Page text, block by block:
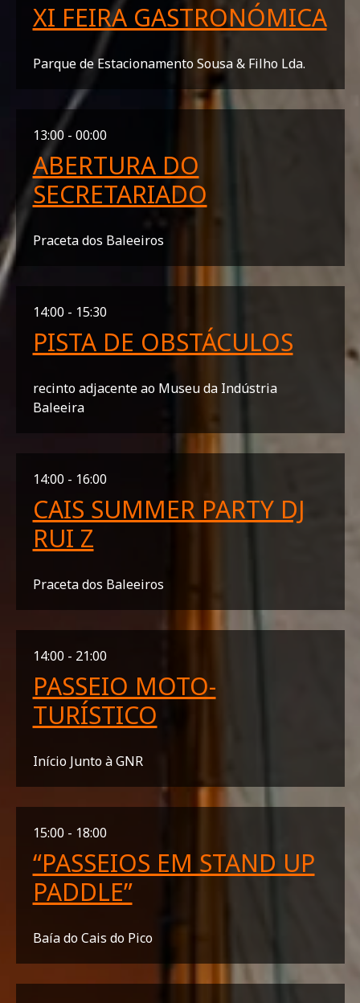
XI FEIRA GASTRONÓMICA
Parque de Estacionamento Sousa & Filho Lda.
ABERTURA DO
SECRETARIADO
13:00 - 00:00
Praceta dos Baleeiros
PISTA DE OBSTÁCULOS
14:00 - 15:30
recinto adjacente ao Museu da Indústria
Baleeira
CAIS SUMMER PARTY DJ
RUI Z
14:00 - 16:00
Praceta dos Baleeiros
PASSEIO MOTO-
TURÍSTICO
14:00 - 21:00
Início Junto à GNR
“PASSEIOS EM STAND UP
PADDLE”
15:00 - 18:00
Baía do Cais do Pico